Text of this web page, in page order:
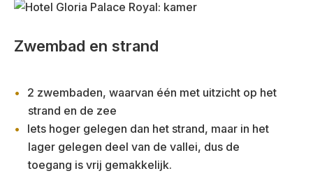
Zwembad en strand
2 zwembaden, waarvan één met uitzicht op het
strand en de zee
Iets hoger gelegen dan het strand, maar in het
lager gelegen deel van de vallei, dus de
toegang is vrij gemakkelijk.